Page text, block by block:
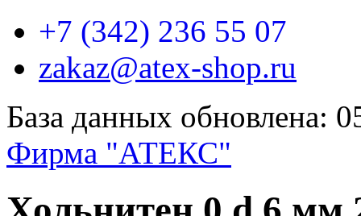
+7 (342) 236 55 07
zakaz@atex-shop.ru
База данных обновлена:
Фирма "АТЕКС"